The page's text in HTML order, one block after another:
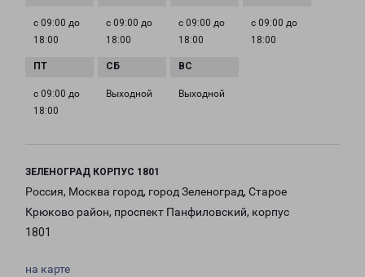
с 09:00 до
18:00
с 09:00 до
18:00
с 09:00 до
18:00
с 09:00 до
18:00
с 09:00 до
18:00
Выходной Выходной
ЗЕЛЕНОГРАД КОРПУС 1801
Россия, Москва город, город Зеленоград, Старое
Крюково район, проспект Панфиловский, корпус
1801
на карте